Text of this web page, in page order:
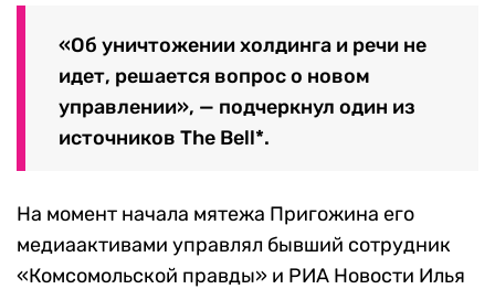
«Об уничтожении холдинга и речи не
идет, решается вопрос о новом
управлении», — подчеркнул один из
источников The Bell*.
На момент начала мятежа Пригожина его
медиаактивами управлял бывший сотрудник
«Комсомольской правды» и РИА Новости Илья